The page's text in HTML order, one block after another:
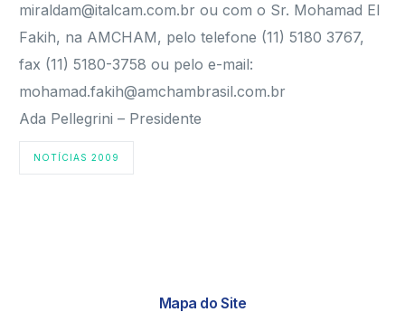
miraldam@italcam.com.br ou com o Sr. Mohamad El
Fakih, na AMCHAM, pelo telefone (11) 5180 3767,
fax (11) 5180-3758 ou pelo e-mail:
mohamad.fakih@amchambrasil.com.br
Ada Pellegrini – Presidente
NOTÍCIAS 2009
Mapa do Site